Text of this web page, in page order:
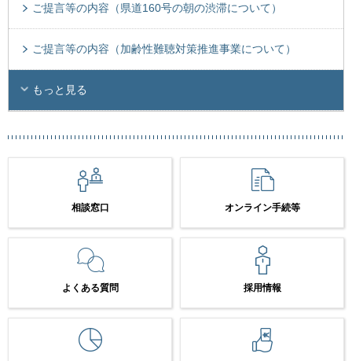
ご提言等の内容（県道160号の朝の渋滞について）
ご提言等の内容（加齢性難聴対策推進事業について）
もっと見る
相談窓口 オンライン手続等
よくある質問 採用情報